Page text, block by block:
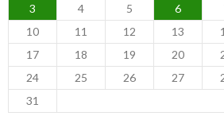
3
4 5 6
10
11 12 13
17
18 19 20
24
25 26 27
31